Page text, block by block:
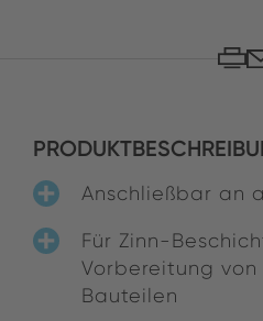
Anschließbar an
Für Zinn-
Vorbereitung
Bauteilen